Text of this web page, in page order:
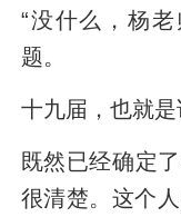
“没什么，杨
题。
十九届，也就是
既然已经确定
很清楚。这个